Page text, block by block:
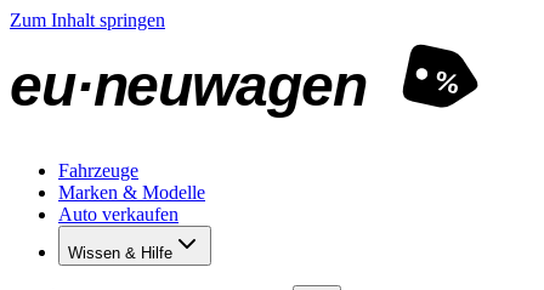
Zum Inhalt springen
eu·neuwagen %
Fahrzeuge
Marken & Modelle
Auto verkaufen
Wissen & Hilfe